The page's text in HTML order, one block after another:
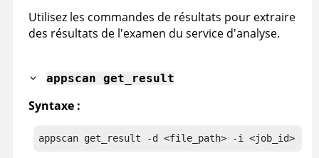
Utilisez les commandes de résultats pour extraire
des résultats de l'examen du service d'analyse.
appscan get_result
Syntaxe :
appscan get_result -d <file_path> -i <job_id> -t